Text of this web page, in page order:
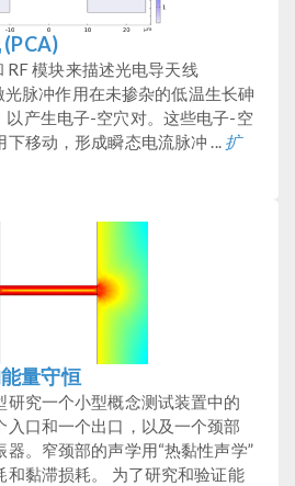
RF 模块来描述光电导天线
脉冲作用在未掺杂的低温生长砷
以产生电子-空穴对。这些电子-空
移动，形成瞬态电流脉冲 ... 扩
量守恒
研究一个小型概念测试装置中的
入口和一个出口，以及一个颈部
。窄颈部的声学用“热黏性声学”
和黏滞损耗。 为了研究和验证能